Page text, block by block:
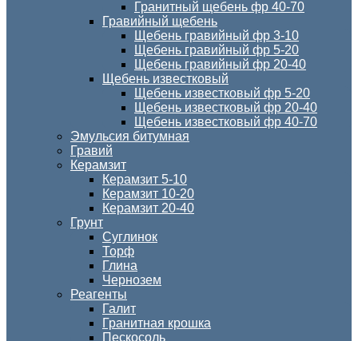
Гранитный щебень фр 40-70
Гравийный щебень
Щебень гравийный фр 3-10
Щебень гравийный фр 5-20
Щебень гравийный фр 20-40
Щебень известковый
Щебень известковый фр 5-20
Щебень известковый фр 20-40
Щебень известковый фр 40-70
Эмульсия битумная
Гравий
Керамзит
Керамзит 5-10
Керамзит 10-20
Керамзит 20-40
Грунт
Суглинок
Торф
Глина
Чернозем
Реагенты
Галит
Гранитная крошка
Пескосоль